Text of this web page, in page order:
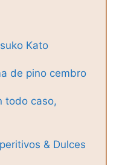
Kato
de pino cembro
todo caso,
& Dulces